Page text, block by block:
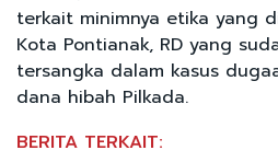
terkait minimnya etika yang
Kota Pontianak, RD yang
tersangka dalam kasus
dana hibah Pilkada.
BERITA TERKAIT: